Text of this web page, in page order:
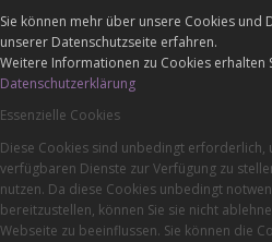
Sie können mehr über unsere Cookies und
unserer Datenschutzseite erfahren.
Weitere Informationen zu Cookies erhalten
Datenschutzerklärung
Essenzielle Cookies
Diese Cookies sind unbedingt erforderlich,
verfügbaren Dienste zur Verfügung zu
nutzen. Da diese Cookies unbedingt
bereitzustellen, können Sie sie nicht
Webseite zu beeinflussen. Sie können die